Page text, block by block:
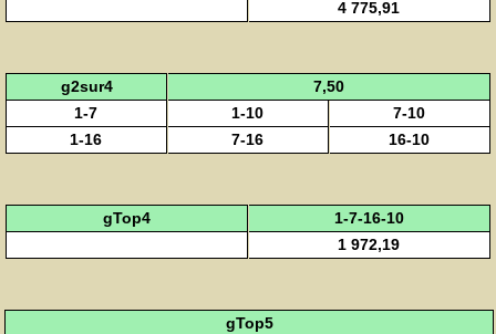
4 775,91
g2sur4
7,50
1-7
1-10
7-10
1-16
7-16 16-10
gTop4
1-7-16-10
1 972,19
gTop5